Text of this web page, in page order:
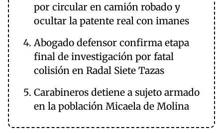
por circular en camión robado y
ocultar la patente real con imanes
Abogado defensor confirma etapa
final de investigación por fatal
colisión en Radal Siete Tazas
Carabineros detiene a sujeto armado
en la población Micaela de Molina